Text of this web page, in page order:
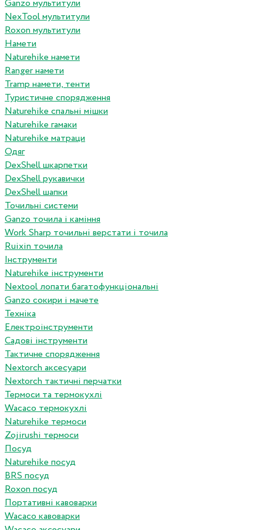
Ganzo мультитули
NexTool мультитули
Roxon мультитули
Намети
Naturehike намети
Ranger намети
Tramp намети, тенти
Туристичне спорядження
Naturehike спальні мішки
Naturehike гамаки
Naturehike матраци
Одяг
DexShell шкарпетки
DexShell рукавички
DexShell шапки
Точильні системи
Ganzo точила і каміння
Work Sharp точильні верстати і точила
Ruixin точила
Інструменти
Naturehike інструменти
Nextool лопати багатофункціональні
Ganzo сокири і мачете
Техніка
Електроінструменти
Садові інструменти
Тактичне спорядження
Nextorch аксесуари
Nextorch тактичні перчатки
Термоси та термокухлі
Wacaco термокухлі
Naturehike термоси
Zojirushi термоси
Посуд
Naturehike посуд
BRS посуд
Roxon посуд
Портативні кавоварки
Wacaco кавоварки